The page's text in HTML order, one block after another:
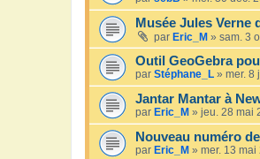
Musée Jules Verne
par Eric_M » sam. 3
Outil GeoGebra
par Stéphane_L » mer. 8
Jantar Mantar à
par Eric_M » jeu. 28 mai
Nouveau numéro
par Eric_M » mer. 13 mai